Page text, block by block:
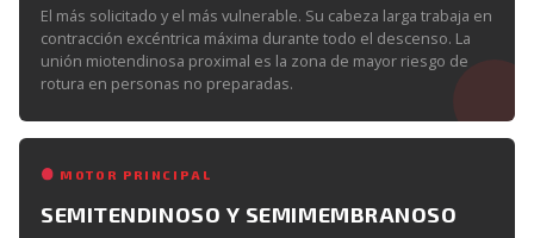
El más solicitado y el más vulnerable. Su cabeza larga trabaja en
contracción excéntrica máxima durante todo el descenso. La
unión miotendinosa proximal es la zona de mayor riesgo de
rotura en personas no preparadas.
MOTOR PRINCIPAL
SEMITENDINOSO Y SEMIMEMBRANOSO